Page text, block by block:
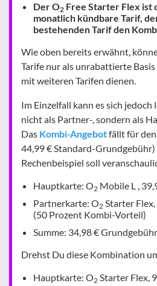
Der O2 Free Starter Flex ist
monatlich kündbare Tarif,
bestehenden Tarif den
Wie oben bereits erwähnt,
Tarife nur als unrabattierte
mit weiteren Tarifen dienen.
Im Einzelfall kann es sich
nicht als Partner-, sondern als
Das Kombi-Angebotfällt für
44,99 € Standard-Grundgebühr)
Rechenbeispiel soll
Hauptkarte: O2 Mobile L ,
Partnerkarte: O2 Starter
(50 Prozent Kombi-Vorteil)
Summe: 34,98 € Grundgebühr
Drehst Du diese Kombination
Hauptkarte: O2 Starter Flex,